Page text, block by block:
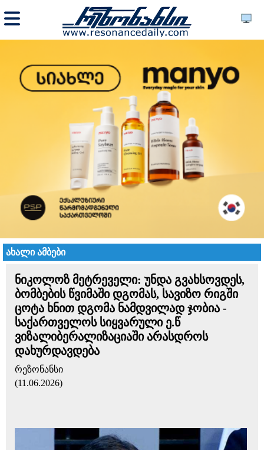
ახალი ამბები
ნიკოლოზ მეტრეველი: უნდა გვახსოვდეს,
ბომბების წვიმაში დგომას, სავიზო რიგში
ცოტა ხნით დგომა ნამდვილად ჯობია -
საქართველოს სიყვარული ე.წ
ვიზალიბერალიზაციაში არასდროს
დახურდავდება
რეზონანსი
(11.06.2026)